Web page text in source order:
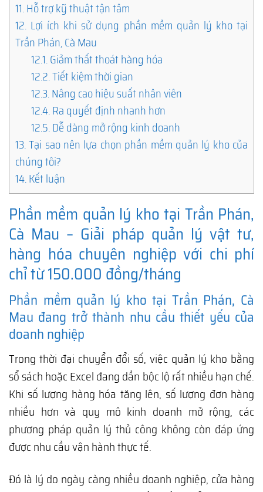
11.Hỗ trợ kỹ thuật tận tâm
12. Lợi ích khi sử dụng phần mềm quản lý kho tại
Trần Phán, Cà Mau
12.1.Giảm thất thoát hàng hóa
12.2.Tiết kiệm thời gian
12.3.Nâng cao hiệu suất nhân viên
12.4.Ra quyết định nhanh hơn
12.5.Dễ dàng mở rộng kinh doanh
13.Tại sao nên lựa chọn phần mềm quản lý kho của
chúng tôi?
14.Kết luận
Phần mềm quản lý kho tại Trần Phán,
Cà Mau – Giải pháp quản lý vật tư,
hàng hóa chuyên nghiệp với chi phí
chỉ từ 150.000 đồng/tháng
Phần mềm quản lý kho tại Trần Phán, Cà
Mau đang trở thành nhu cầu thiết yếu của
doanh nghiệp
Trong thời đại chuyển đổi số, việc quản lý kho bằng
sổ sách hoặc Excel đang dần bộc lộ rất nhiều hạn chế.
Khi số lượng hàng hóa tăng lên, số lượng đơn hàng
nhiều hơn và quy mô kinh doanh mở rộng, các
phương pháp quản lý thủ công không còn đáp ứng
được nhu cầu vận hành thực tế.
Đó là lý do ngày càng nhiều doanh nghiệp, cửa hàng